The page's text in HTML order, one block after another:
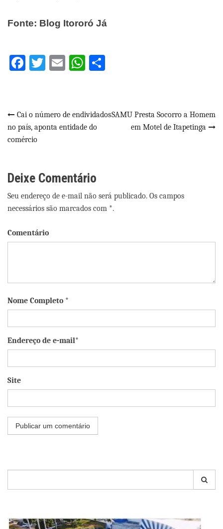
Fonte: Blog Itororó Já
Facebook
Twitter
EmailWhatsApp
Navegação
de
Cai o número de endividados
no país, aponta entidade do
comércio
SAMU Presta Socorro a Homem
em Motel de Itapetinga
Deixe Comentário
Seu endereço de e-mail não será publicado. Os campos
necessários são marcados com *.
Comentário
Nome Completo *
Endereço de e-mail*
Site
por: